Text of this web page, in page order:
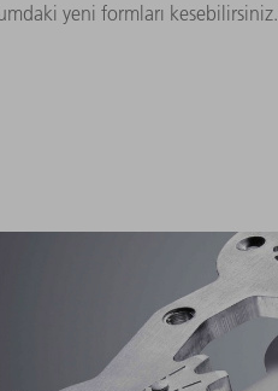
yeni formları kesebilirsiniz.